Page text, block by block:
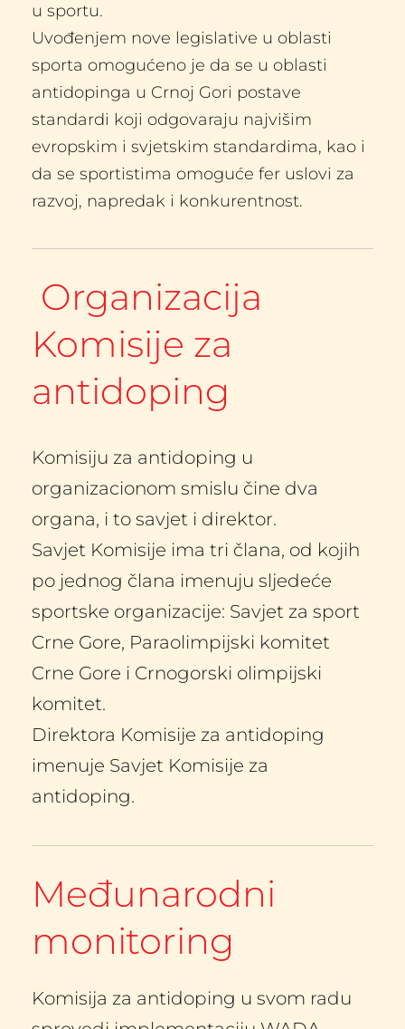
u sportu.
Uvođenjem nove legislative u oblasti
sporta omogućeno je da se u oblasti
antidopinga u Crnoj Gori postave
standardi koji odgovaraju najvišim
evropskim i svjetskim standardima, kao i
da se sportistima omoguće fer uslovi za
razvoj, napredak i konkurentnost.
Komisije za
antidoping
Komisiju za antidoping u
organizacionom smislu čine dva
organa, i to savjet i direktor.
Savjet Komisije ima tri člana, od kojih
po jednog člana imenuju sljedeće
sportske organizacije: Savjet za sport
Crne Gore, Paraolimpijski komitet
Crne Gore i Crnogorski olimpijski
komitet.
Direktora Komisije za antidoping
imenuje Savjet Komisije za
antidoping.
Međunarodni
monitoring
Komisija za antidoping u svom radu